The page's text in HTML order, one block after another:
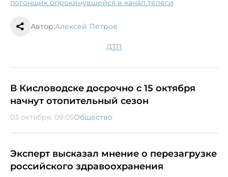
погонщик опрокинувшейся в канал телеги
Автор:Алексей Петров
ДТП
В Кисловодске досрочно с 15 октября
начнут отопительный сезон
03 октября, 09:05Общество
Эксперт высказал мнение о перезагрузке
российского здравоохранения